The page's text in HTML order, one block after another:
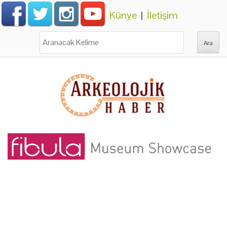
Künye | İletişim